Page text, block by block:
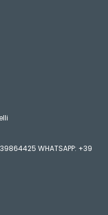
WHATSAPP: +39